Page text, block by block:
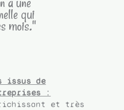
qui
mois."
issus de
:
et très